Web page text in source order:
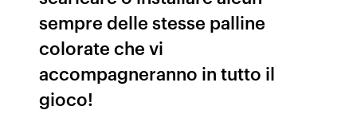
sempre delle stesse palline
colorate che vi
accompagneranno in tutto il
gioco!